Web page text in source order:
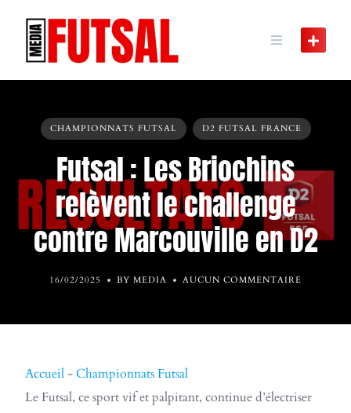
content
CHAMPIONNATS FUTSAL D2 FUTSAL FRANCE
Futsal : Les Briochins
relèvent le challenge
contre Marcouville en D2
16/02/2025 BY MEDIA AUCUN COMMENTAIRE
Accueil-Championnats Futsal
Le Futsal, ce sport vif et palpitant, continue d’électriser